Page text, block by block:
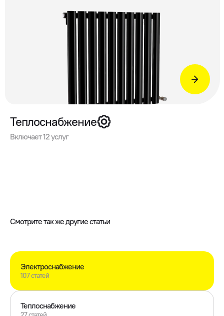
Теплоснабжение
Включает 12 услуг
Смотрите так же другие статьи
Электроснабжение
107 статей
Теплоснабжение